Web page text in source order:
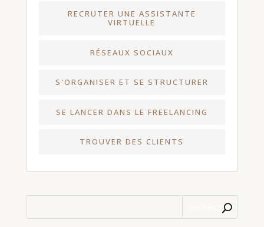
RECRUTER UNE ASSISTANTE
VIRTUELLE
RÉSEAUX SOCIAUX
S'ORGANISER ET SE STRUCTURER
SE LANCER DANS LE FREELANCING
TROUVER DES CLIENTS